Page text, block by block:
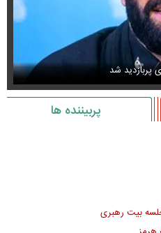
پربازدید شد
پربیننده ها
بیت رهبری